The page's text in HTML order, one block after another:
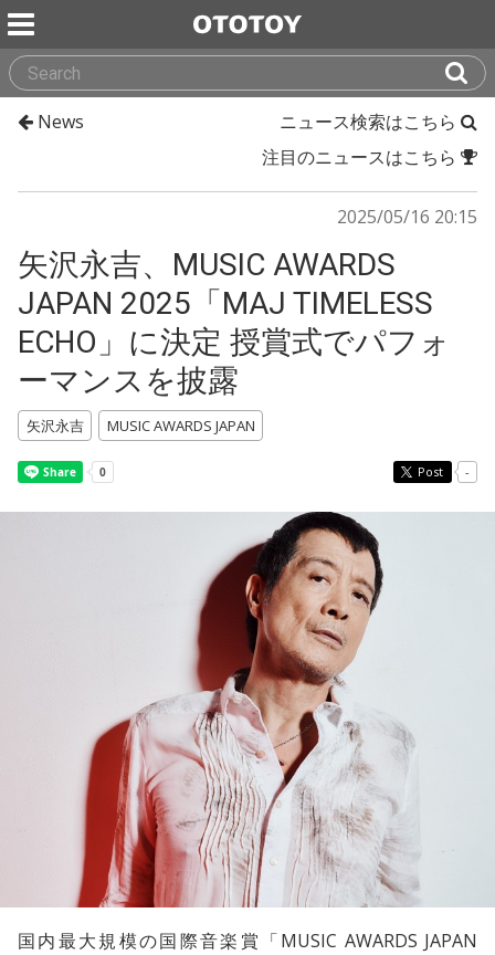
News
ニュース検索はこちら
注目のニュースはこちら
2025/05/16 20:15
矢沢永吉、MUSIC AWARDS
JAPAN 2025「MAJ TIMELESS
ECHO」に決定 授賞式でパフォ
ーマンスを披露
矢沢永吉 MUSIC AWARDS JAPAN
Post -
国内最大規模の国際音楽賞「MUSIC AWARDS JAPAN